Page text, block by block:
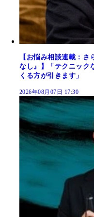
【お悩み相談連載：
なし』】「テクニック
くる方が引きます」
2026年08月07日 17:30